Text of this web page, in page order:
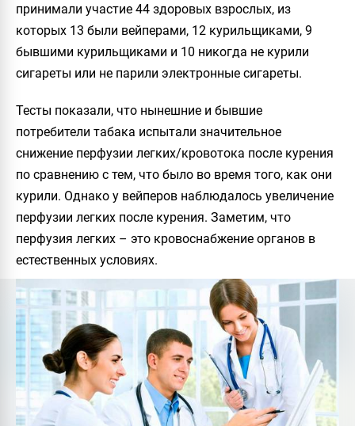
принимали участие 44 здоровых взрослых, из
которых 13 были вейперами, 12 курильщиками, 9
бывшими курильщиками и 10 никогда не курили
сигареты или не парили электронные сигареты.
Тесты показали, что нынешние и бывшие
потребители табака испытали значительное
снижение перфузии легких/кровотока после курения
по сравнению с тем, что было во время того, как они
курили. Однако у вейперов наблюдалось увеличение
перфузии легких после курения. Заметим, что
перфузия легких – это кровоснабжение органов в
естественных условиях.